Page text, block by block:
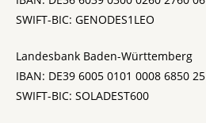
SWIFT-BIC: GENODES1LEO
Landesbank Baden-Württemberg
IBAN: DE39 6005 0101 0008 6850 25
SWIFT-BIC: SOLADEST600